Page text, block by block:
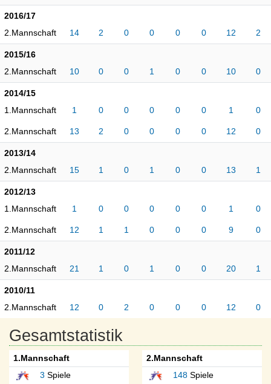
2016/17
2.Mannschaft
14 2 0 0 0 0 12 2
2015/16
2.Mannschaft
10 0 0 1 0 0 10 0
2014/15
1.Mannschaft
1 0 0 0 0 0 1 0
2.Mannschaft 13 2 0 0 0 0 12 0
2013/14
2.Mannschaft
15 1 0 1 0 0 13 1
2012/13
1.Mannschaft
1 0 0 0 0 0 1 0
2.Mannschaft 12 1 1 0 0 0 9 0
2011/12
2.Mannschaft
21 1 0 1 0 0 20 1
2010/11
2.Mannschaft
12 0 2 0 0 0 12 0
Gesamtstatistik
1.Mannschaft
3 Spiele
2.Mannschaft
148Spiele